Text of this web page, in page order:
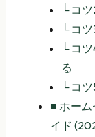
└ コ
└ コ
└ コ
る
└ コ
■ ホー
イド